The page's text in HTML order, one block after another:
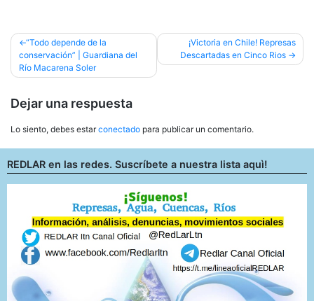
Navegación
de
entradas
“Todo depende de la
conservación” | Guardiana del
Río Macarena Soler
¡Victoria en Chile! Represas
Descartadas en Cinco Rios
Dejar una respuesta
Lo siento, debes estarconectado para publicar un comentario.
REDLAR en las redes. Suscríbete a nuestra lista aquì!